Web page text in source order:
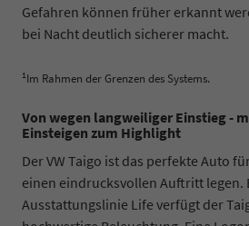
Gefahren können früher erkannt
bei Nacht deutlich sicherer macht.
1Im Rahmen der Grenzen des Systems.
Von wegen langweiliger Einstieg -
Einsteigen zum Highlight
Der VW Taigo ist das perfekte Auto
einen eindrucksvollen Auftritt legen.
Ausstattungslinie Life verfügt der